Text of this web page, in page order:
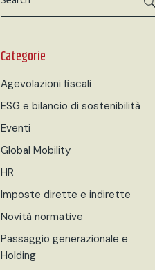
Categorie
Agevolazioni fiscali
ESG e bilancio di sostenibilità
Eventi
Global Mobility
HR
Imposte dirette e indirette
Novità normative
Passaggio generazionale e
Holding